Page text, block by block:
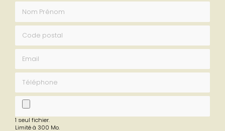
Nom Prénom
Code postal
Email
Téléphone
fichier